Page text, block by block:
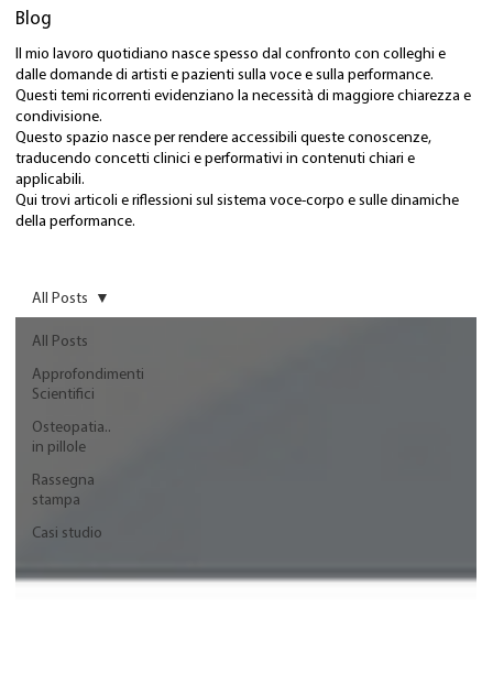
Blog
Il mio lavoro quotidiano nasce spesso dal confronto con colleghi e
dalle domande di artisti e pazienti sulla voce e sulla performance.
Questi temi ricorrenti evidenziano la necessità di maggiore chiarezza e
condivisione.
Questo spazio nasce per rendere accessibili queste conoscenze,
traducendo concetti clinici e performativi in contenuti chiari e
applicabili.
Qui trovi articoli e riflessioni sul sistema voce-corpo e sulle dinamiche
della performance.
All Posts
Approfondimenti
Scientifici
Osteopatia..
in pillole
Rassegna
stampa
Casi studio
All Posts